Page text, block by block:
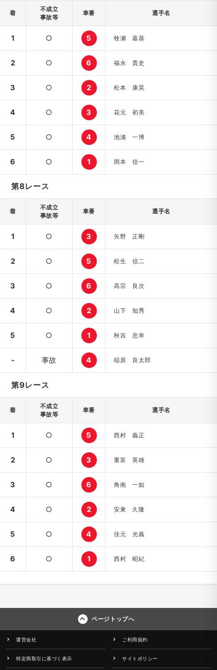
着
不成立
事故等
車番 選手名
1 ○ 5 牧瀬 嘉葵
2 ○ 6 福永 貴史
3 ○ 2 松本 康晃
4 ○ 3 花元 初美
5 ○ 4 池浦 一博
6 ○ 1 岡本 信一
第8レース
着
不成立
事故等
車番 選手名
1 ○ 3 矢野 正剛
2 ○ 5 松生 信二
3 ○ 6 高宗 良次
4 ○ 2 山下 知秀
5 ○ 1 秋吉 忠幸
- 事故 4 稲原 良太郎
第9レース
着
不成立
事故等
車番 選手名
1 ○ 5 西村 義正
2 ○ 3 重富 英雄
3 ○ 6 角南 一如
4 ○ 2 安東 久隆
5 ○ 4 佳元 光義
6 ○ 1 西村 昭紀
ページトップへ
運営会社 ご利用規約
特定商取引に基づく表示 サイトポリシー